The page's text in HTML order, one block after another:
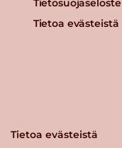
Tietosuojaseloste
Tietoa evästeistä
Tietoa evästeistä